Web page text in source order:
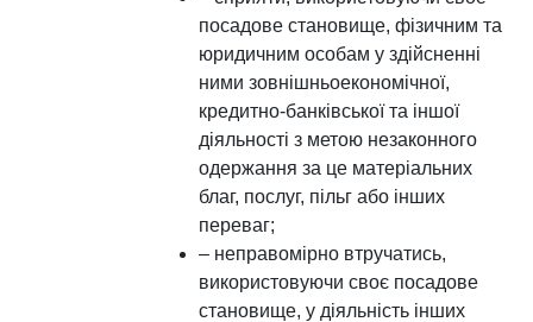
посадове становище, фізичним та
юридичним особам у здійсненні
ними зовнішньоекономічної,
кредитно-банківської та іншої
діяльності з метою незаконного
одержання за це матеріальних
благ, послуг, пільг або інших
переваг;
– неправомірно втручатись,
використовуючи своє посадове
становище, у діяльність інших